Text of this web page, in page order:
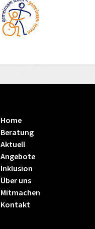
Home
Beratung
Aktuell
Angebote
Inklusion
Über uns
Mitmachen
Kontakt